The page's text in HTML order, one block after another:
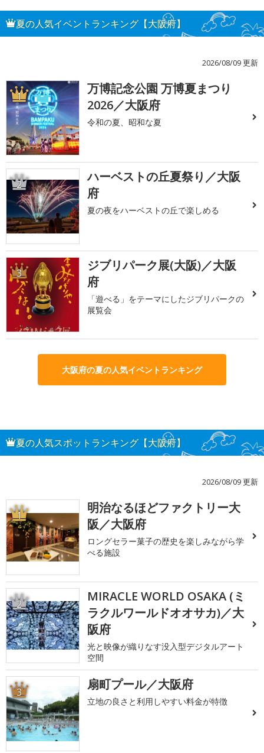
夏の人気イベントランキング【大阪府】
2026/08/09 更新
1
万博記念公園 万博夏まつり
2026／大阪府
令和の夏、昭和な夏
2
ハーベストの丘夏祭り／大阪
府
夏の夜をハーベストの丘で楽しめる
3
ジブリパーク展(大阪)／大阪
府
「遊べる」をテーマにしたジブリパークの
展覧会
大阪府の夏の人気イベントランキング
夏の人気スポットランキング【大阪府】
2026/08/09 更新
1
明治なるほどファクトリー大
阪／大阪府
ロングセラー菓子の歴史を楽しみながら学
べる施設
2
MIRACLE WORLD OSAKA (ミ
ラクルワールドオオサカ)／大
阪府
光と映像が織りなす没入型デジタルアート
空間
3 扇町プール／大阪府
立地の良さと利用しやすい料金が特徴